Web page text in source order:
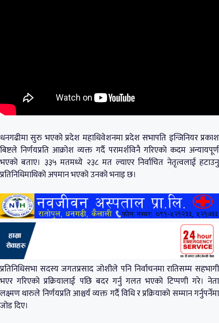
धनगढीमा सुरु भएको प्रदेश महाधिवेशनमा प्रदेश सभापति इन्जिनियर प्रकाश
बिष्टले निर्णयप्रति आक्रोश व्यक्त गर्दै परामर्शविनै गरिएको कदम अन्यायपूर्ण
भएको बताए। ३३५ मतमध्ये २३८ मत ल्याएर निर्वाचित नेतृत्वलाई हटाउनु
प्रतिनिधिमाथिको अपमान भएको उनको भनाइ छ।
प्रतिनिधिसभा सदस्य जगतप्रसाद जोशीले पनि निर्वाचनमा रातिसम्म सहभागी
भएर गरिएको प्रक्रियालाई पछि बदर गर्नु गलत भएको टिप्पणी गरे। नेता
लक्ष्मण थारुले निर्णयप्रति आश्चर्य व्यक्त गर्दै विधि र प्रक्रियाको सम्मान गर्नुपर्नेमा
जोड दिए।